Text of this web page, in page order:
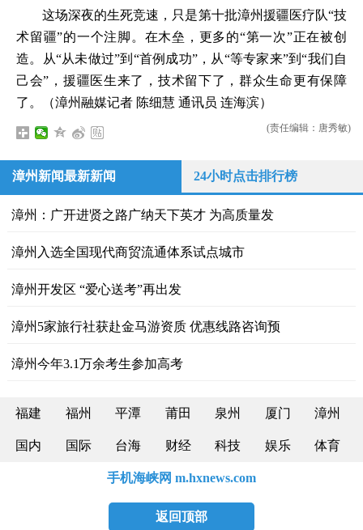
这场深夜的生死竞速，只是第十批漳州援疆医疗队“技
术留疆”的一个注脚。在木垒，更多的“第一次”正在被创
造。从“从未做过”到“首例成功”，从“等专家来”到“我们自
己会”，援疆医生来了，技术留下了，群众生命更有保障
了。（漳州融媒记者 陈细慧 通讯员 连海滨）
(责任编辑：唐秀敏)
漳州新闻最新新闻 24小时点击排行榜
漳州：广开进贤之路广纳天下英才 为高质量发
漳州入选全国现代商贸流通体系试点城市
漳州开发区 “爱心送考”再出发
漳州5家旅行社获赴金马游资质 优惠线路咨询预
漳州今年3.1万余考生参加高考
福建 福州 平潭 莆田 泉州 厦门 漳州
国内 国际 台海 财经 科技 娱乐 体育
手机海峡网 m.hxnews.com
返回顶部